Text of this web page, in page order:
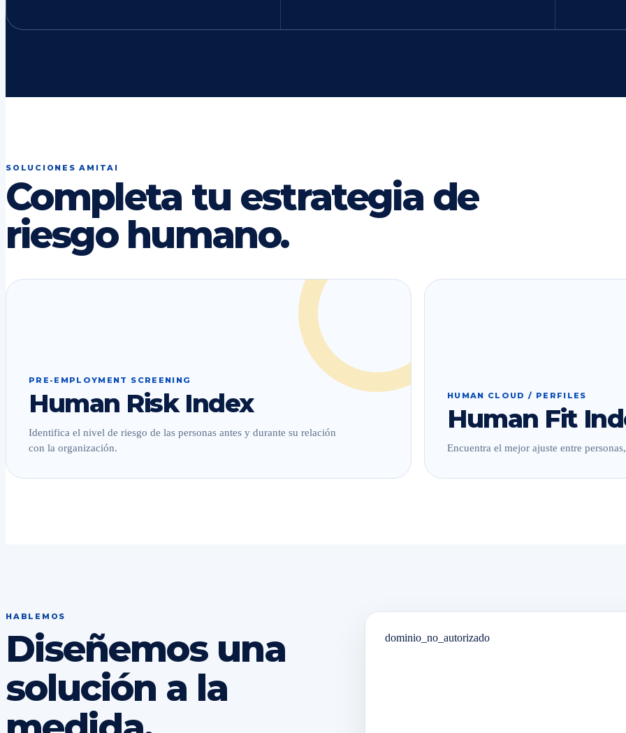
SOLUCIONES AMITAI
Completa tu estrategia de
riesgo humano.
PRE-EMPLOYMENT SCREENING
Human Risk Index
Identifica el nivel de riesgo de las personas antes y durante su relación
con la organización.
HUMAN CLOUD / PERFILES
Human Fit
Encuentra el mejor ajuste entre
HABLEMOS
Diseñemos una
solución a la
dominio_no_autorizado